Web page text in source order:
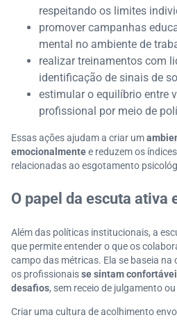
respeitando os limites
promover campanhas
mental no ambiente de
realizar treinamentos com
identificação de sinais de
estimular o equilíbrio entre
profissional por meio de
Essas ações ajudam a criar um
emocionalmentee reduzem os
relacionadas ao esgotamento
O papel da escuta ativa
Além das políticas institucionais, a
que permite entender o que os
campo das métricas. Ela se baseia na
os profissionaisse sintam
desafios, sem receio de julgamento
Criar uma cultura de acolhimento